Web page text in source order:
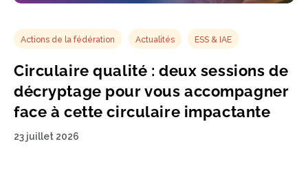
Actions de la fédération Actualités ESS & IAE
Circulaire qualité : deux sessions de
décryptage pour vous accompagner
face à cette circulaire impactante
23 juillet 2026